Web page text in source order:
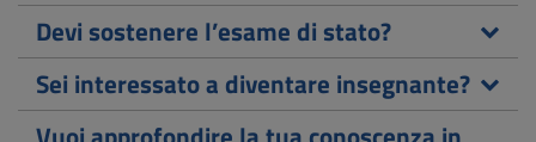
Devi sostenere l’esame di stato?
Sei interessato a diventare insegnante?